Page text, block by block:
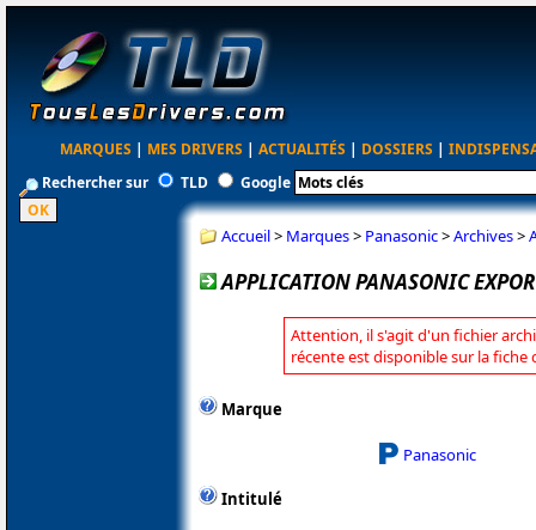
MARQUES | MES DRIVERS | ACTUALITÉS | DOSSIERS |
Rechercher sur
TLD Google
Accueil> Marques> Panasonic>Archives>
APPLICATION PANASONIC
Attention, il s'agit d'un fichier
récente est disponible sur la fiche
Marque
Panasonic
Intitulé